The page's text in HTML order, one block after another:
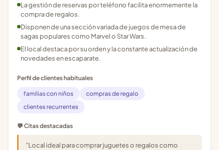
La gestión de reservas por teléfono facilita enormemente la
compra de regalos.
Disponen de una sección variada de juegos de mesa de
sagas populares como Marvel o Star Wars.
El local destaca por su orden y la constante actualización de
novedades en escaparate.
Perfil de clientes habituales
familias con niños
compras de regalo
clientes recurrentes
💬 Citas destacadas
"Local ideal para comprar juguetes o regalos como